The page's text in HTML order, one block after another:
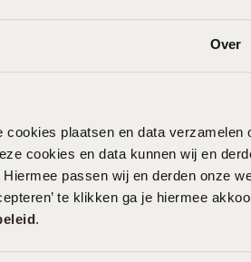
Over
plaatsen en data verzamelen
cookies en data kunnen wij en
passen wij en derden onze
te klikken ga je hiermee
.